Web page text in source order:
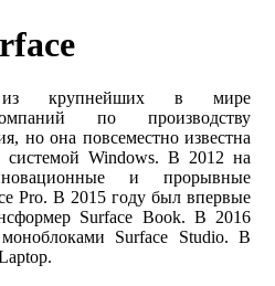
крупнейших в мире
по производству
но она повсеместно известна
системой Windows. В 2012 на
и прорывные
Pro. В 2015 году был впервые
Surface Book. В 2016
Surface Studio. В